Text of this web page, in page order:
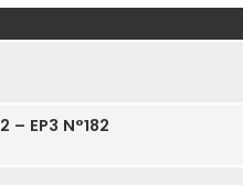
– EP3 N°182